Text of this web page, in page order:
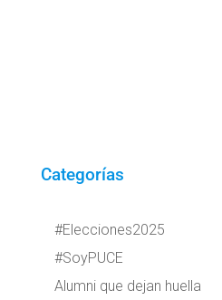
Categorías
#Elecciones2025
#SoyPUCE
Alumni que dejan huella